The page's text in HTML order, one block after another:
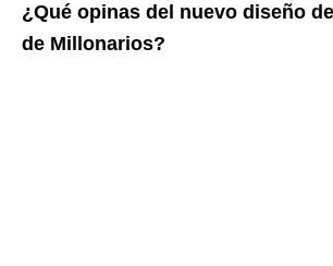
¿Qué opinas del nuevo diseño
de Millonarios?